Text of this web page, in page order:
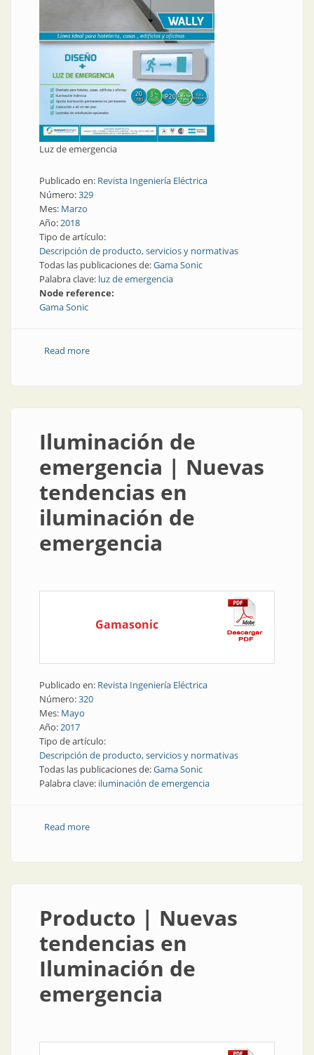
Luz de emergencia
Publicado en: Revista Ingeniería Eléctrica
Número:329
Mes: Marzo
Año:2018
Tipo de artículo:
Descripción de producto, servicios y normativas
Todas las publicaciones de:Gama Sonic
Palabra clave: luz de emergencia
Node reference:
Gama Sonic
Read moreabout Luz de emergencia
Iluminación de
emergencia | Nuevas
tendencias en
iluminación de
emergencia
Gamasonic
Publicado en: Revista Ingeniería Eléctrica
Número:320
Mes: Mayo
Año:2017
Tipo de artículo:
Descripción de producto, servicios y normativas
Todas las publicaciones de:Gama Sonic
Palabra clave: iluminación de emergencia
Read moreabout Iluminación de emergencia | Nuevas
Producto | Nuevas
tendencias en
Iluminación de
emergencia